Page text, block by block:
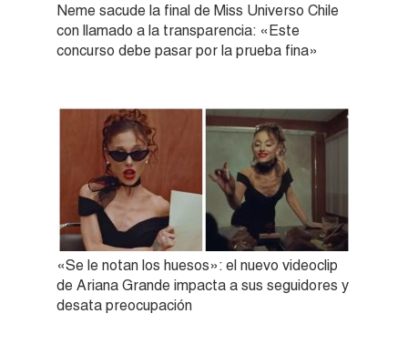
Neme sacude la final de Miss Universo Chile
con llamado a la transparencia: «Este
concurso debe pasar por la prueba fina»
«Se le notan los huesos»: el nuevo videoclip
de Ariana Grande impacta a sus seguidores y
desata preocupación